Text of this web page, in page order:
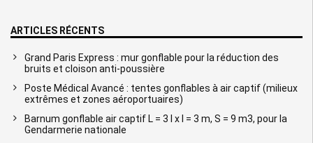
ARTICLES RÉCENTS
Grand Paris Express : mur gonflable pour la réduction des
bruits et cloison anti-poussière
Poste Médical Avancé : tentes gonflables à air captif (milieux
extrêmes et zones aéroportuaires)
Barnum gonflable air captif L = 3 l x l = 3 m, S = 9 m3, pour la
Gendarmerie nationale